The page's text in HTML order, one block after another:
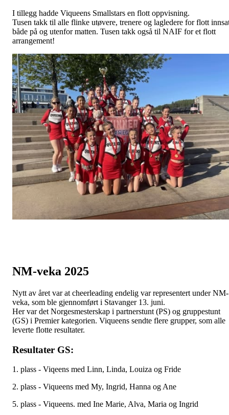
I tillegg hadde Viqueens Smallstars en flott oppvisning.
Tusen takk til alle flinke utøvere, trenere og lagledere for flott
både på og utenfor matten. Tusen takk også til NAIF for et flott
arrangement!
NM-veka 2025
Nytt av året var at cheerleading endelig var representert under NM-
veka, som ble gjennomført i Stavanger 13. juni.
Her var det Norgesmesterskap i partnerstunt (PS) og gruppestunt
(GS) i Premier kategorien. Viqueens sendte flere grupper, som alle
leverte flotte resultater.
Resultater GS:
1. plass - Viqeens med Linn, Linda, Louiza og Fride
2. plass - Viqueens med My, Ingrid, Hanna og Ane
5. plass - Viqueens. med Ine Marie, Alva, Maria og Ingrid